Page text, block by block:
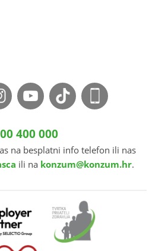
400 000
na besplatni info telefon ili nas
ili na konzum@konzum.hr.